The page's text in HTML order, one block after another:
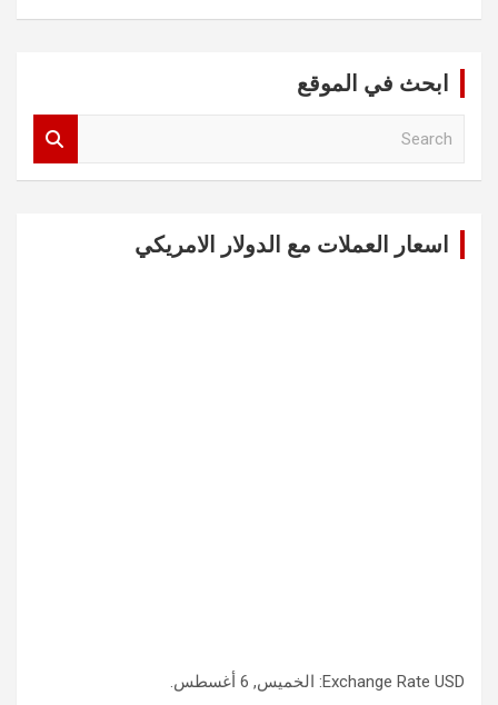
ابحث في الموقع
اسعار العملات مع الدولار الامريكي
Exchange Rate USD : الخميس, 6 أغسطس.